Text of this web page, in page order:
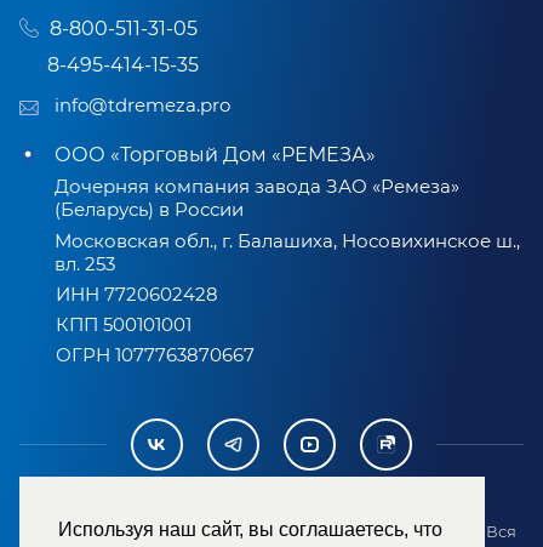
Используя наш сайт, вы соглашаетесь, что
8-800-511-31-05
8-495-414-15-35
info@tdremeza.pro
ООО «Торговый Дом «РЕМЕЗА»
Дочерняя компания завода ЗАО «Ремеза»
(Беларусь) в России
Московская обл., г. Балашиха, Носовихинское ш.,
вл. 253
ИНН 7720602428
КПП 500101001
ОГРН 1077763870667
2007-2026 © ООО «ТД «РЕМЕЗА». Все права защищены. Вся